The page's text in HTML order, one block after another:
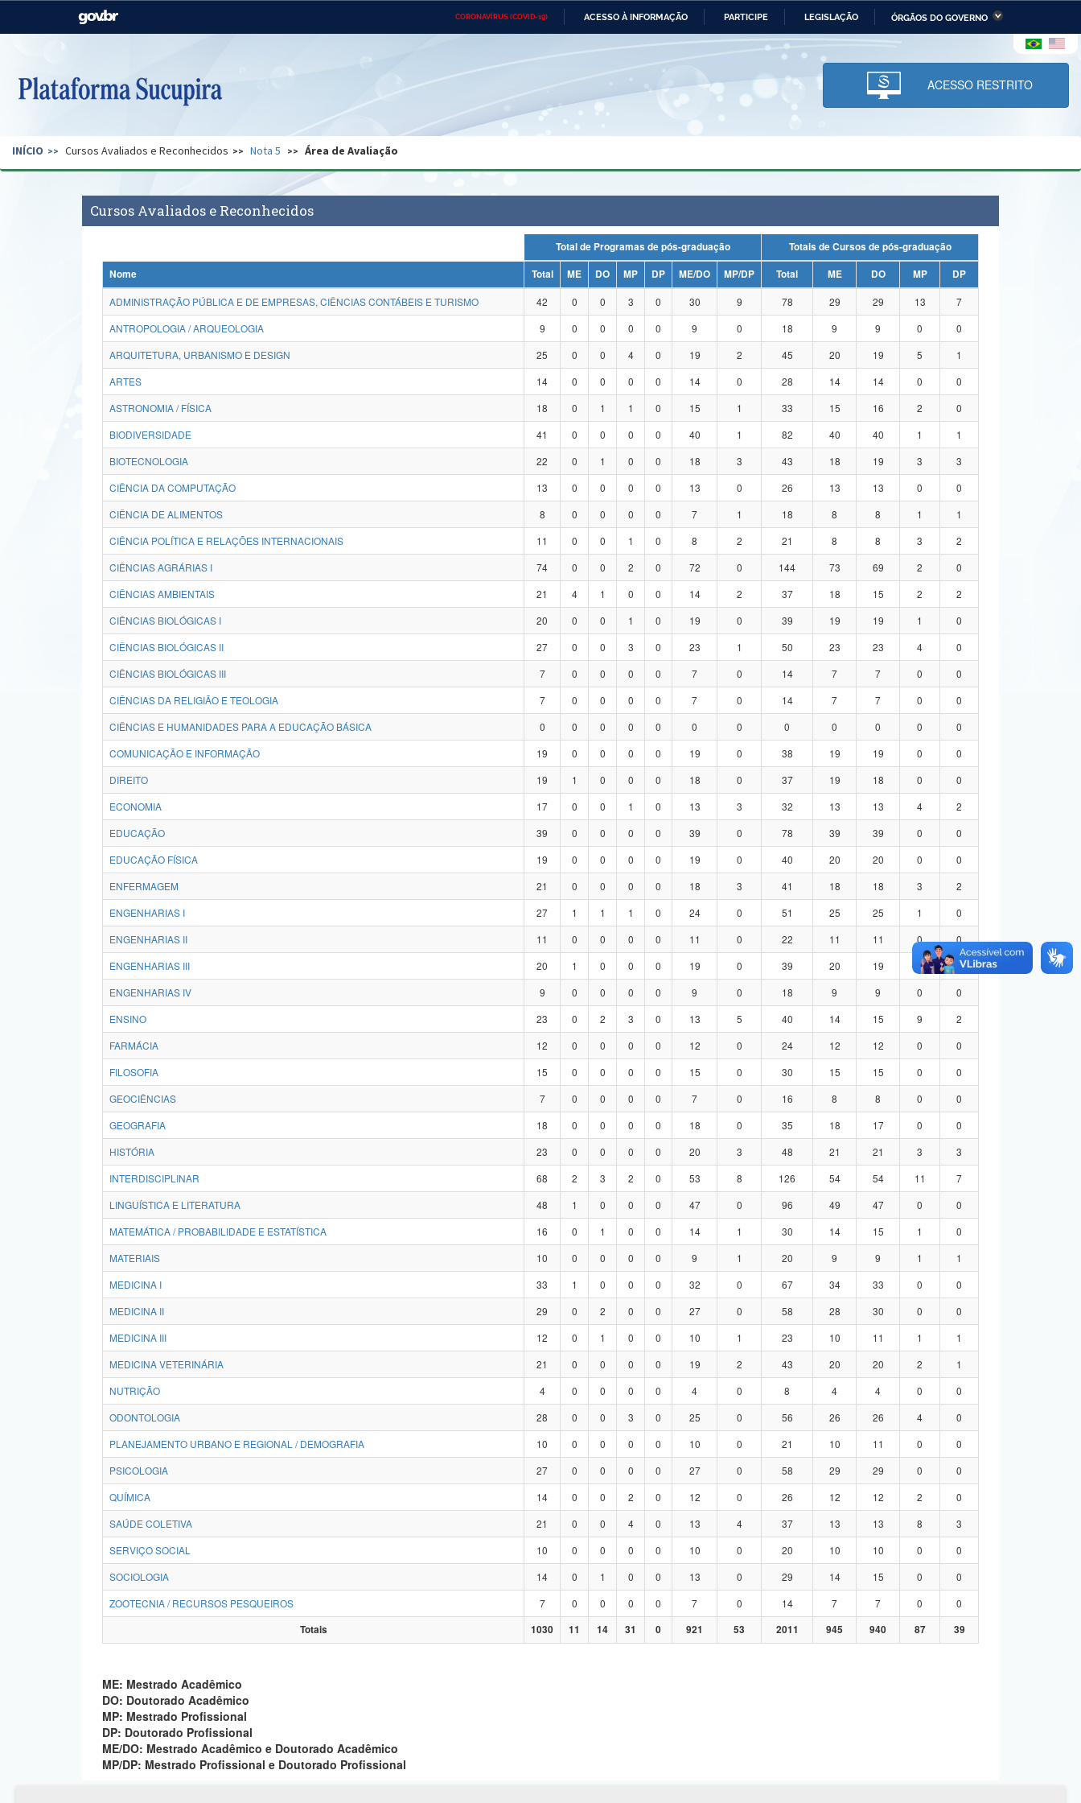
CORONAVÍRUS (COVID-19) ACESSO À INFORMAÇÃO PARTICIPE LEGISLAÇÃO ÓRGÃOS DO GOVERNO
Casa Civil Ministério das Relações Ministério da Economia Ministério da Infraestrutura
Pecuária e Abastecimento
Ministério da Ciência,
Tecnologia, Inovações e
Comunicações
Ministério do Desenvolvimento
Regional e dos Direitos Humanos
Secretaria de Governo Gabinete de Segurança Advocacia-Geral da União Banco Central do Brasil Planalto
ACESSO RESTRITO
INÍCIO Cursos Avaliados e Reconhecidos Nota 5 Área de Avaliação
Cursos Avaliados e Reconhecidos
Total de Programas de pós-graduação
Totais de Cursos de pós-graduação
Nome
Total ME DO MP DP ME/DO MP/DP Total ME DO MP
DP
ADMINISTRAÇÃO PÚBLICA E DE EMPRESAS, CIÊNCIAS CONTÁBEIS E TURISMO
42 0 0 3 0 30 9 78 29 29 13
7
ANTROPOLOGIA / ARQUEOLOGIA
9 0 0 0 0 9 0 18 9 9 0
0
ARQUITETURA, URBANISMO E DESIGN
25 0 0 4 0 19 2 45 20 19 5
1
ARTES
14 0 0 0 0 14 0 28 14 14 0
0
ASTRONOMIA / FÍSICA
18 0 1 1 0 15 1 33 15 16 2
0
BIODIVERSIDADE
41 0 0 0 0 40 1 82 40 40 1
1
BIOTECNOLOGIA
22 0 1 0 0 18 3 43 18 19 3
3
CIÊNCIA DA COMPUTAÇÃO
13 0 0 0 0 13 0 26 13 13 0
0
CIÊNCIA DE ALIMENTOS
8 0 0 0 0 7 1 18 8 8 1
1
CIÊNCIA POLÍTICA E RELAÇÕES INTERNACIONAIS
11 0 0 1 0 8 2 21 8 8 3
2
CIÊNCIAS AGRÁRIAS I
74 0 0 2 0 72 0 144 73 69 2
0
CIÊNCIAS AMBIENTAIS
21 4 1 0 0 14 2 37 18 15 2
2
CIÊNCIAS BIOLÓGICAS I
20 0 0 1 0 19 0 39 19 19 1
0
CIÊNCIAS BIOLÓGICAS II
27 0 0 3 0 23 1 50 23 23 4
0
CIÊNCIAS BIOLÓGICAS III
7 0 0 0 0 7 0 14 7 7 0
0
CIÊNCIAS DA RELIGIÃO E TEOLOGIA
7 0 0 0 0 7 0 14 7 7 0
0
CIÊNCIAS E HUMANIDADES PARA A EDUCAÇÃO BÁSICA
0 0 0 0 0 0 0 0 0 0 0
0
COMUNICAÇÃO E INFORMAÇÃO
19 0 0 0 0 19 0 38 19 19 0
0
DIREITO
19 1 0 0 0 18 0 37 19 18 0
0
ECONOMIA
17 0 0 1 0 13 3 32 13 13 4
2
EDUCAÇÃO
39 0 0 0 0 39 0 78 39 39 0
0
EDUCAÇÃO FÍSICA
19 0 0 0 0 19 0 40 20 20 0
0
ENFERMAGEM
21 0 0 0 0 18 3 41 18 18 3
2
ENGENHARIAS I
27 1 1 1 0 24 0 51 25 25 1
0
ENGENHARIAS II
11 0 0 0 0 11 0 22 11 11 0
0
ENGENHARIAS III
20 1 0 0 0 19 0 39 20 19 0
0
ENGENHARIAS IV
9 0 0 0 0 9 0 18 9 9 0
0
ENSINO
23 0 2 3 0 13 5 40 14 15 9
2
FARMÁCIA
12 0 0 0 0 12 0 24 12 12 0
0
FILOSOFIA
15 0 0 0 0 15 0 30 15 15 0
0
GEOCIÊNCIAS
7 0 0 0 0 7 0 16 8 8 0
0
GEOGRAFIA
18 0 0 0 0 18 0 35 18 17 0
0
HISTÓRIA
23 0 0 0 0 20 3 48 21 21 3
3
INTERDISCIPLINAR
68 2 3 2 0 53 8 126 54 54 11
7
LINGUÍSTICA E LITERATURA
48 1 0 0 0 47 0 96 49 47 0
0
MATEMÁTICA / PROBABILIDADE E ESTATÍSTICA
16 0 1 0 0 14 1 30 14 15 1
0
MATERIAIS
10 0 0 0 0 9 1 20 9 9 1
1
MEDICINA I
33 1 0 0 0 32 0 67 34 33 0
0
MEDICINA II
29 0 2 0 0 27 0 58 28 30 0
0
MEDICINA III
12 0 1 0 0 10 1 23 10 11 1
1
MEDICINA VETERINÁRIA
21 0 0 0 0 19 2 43 20 20 2
1
NUTRIÇÃO
4 0 0 0 0 4 0 8 4 4 0
0
ODONTOLOGIA
28 0 0 3 0 25 0 56 26 26 4
0
PLANEJAMENTO URBANO E REGIONAL / DEMOGRAFIA
10 0 0 0 0 10 0 21 10 11 0
0
PSICOLOGIA
27 0 0 0 0 27 0 58 29 29 0
0
QUÍMICA
14 0 0 2 0 12 0 26 12 12 2
0
SAÚDE COLETIVA
21 0 0 4 0 13 4 37 13 13 8
3
SERVIÇO SOCIAL
10 0 0 0 0 10 0 20 10 10 0
0
SOCIOLOGIA
14 0 1 0 0 13 0 29 14 15 0
0
ZOOTECNIA / RECURSOS PESQUEIROS
7 0 0 0 0 7 0 14 7 7 0
0
Totais
1030 11 14 31 0 921 53 2011 945 940 87 39
ME: Mestrado Acadêmico
DO: Doutorado Acadêmico
MP: Mestrado Profissional
DP: Doutorado Profissional
ME/DO: Mestrado Acadêmico e Doutorado Acadêmico
MP/DP: Mestrado Profissional e Doutorado Profissional